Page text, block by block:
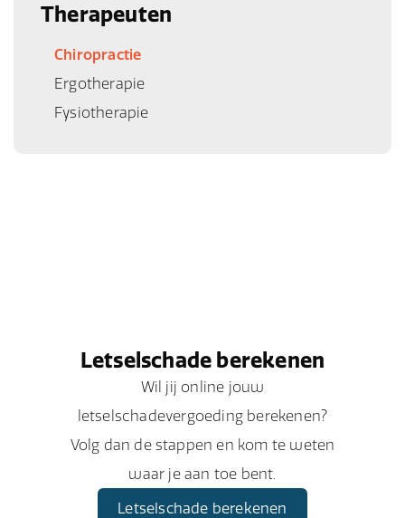
Therapeuten
Chiropractie
Ergotherapie
Fysiotherapie
Letselschade berekenen
Wil jij online jouw
letselschadevergoeding berekenen?
Volg dan de stappen en kom te weten
waar je aan toe bent.
Letselschade berekenen